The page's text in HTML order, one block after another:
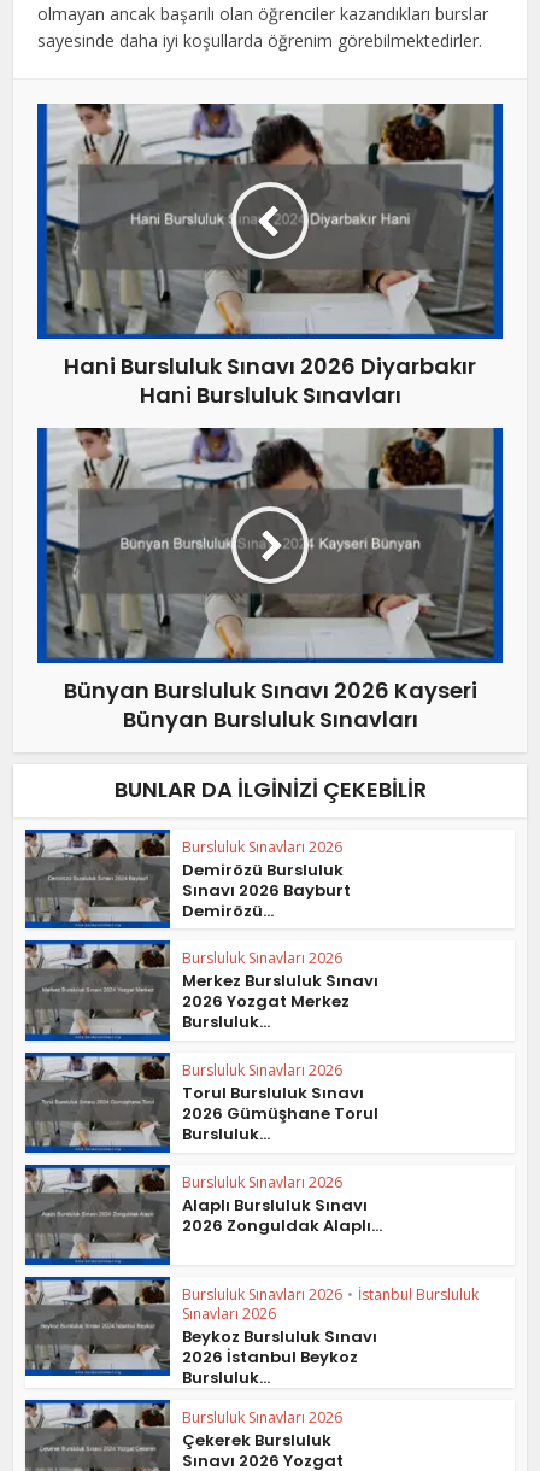
olmayan ancak başarılı olan öğrenciler kazandıkları burslar
sayesinde daha iyi koşullarda öğrenim görebilmektedirler.
Hani Bursluluk Sınavı 2026 Diyarbakır
Hani Bursluluk Sınavları
Bünyan Bursluluk Sınavı 2026 Kayseri
Bünyan Bursluluk Sınavları
BUNLAR DA İLGINIZI ÇEKEBILIR
Bursluluk Sınavları 2026
Demirözü Bursluluk
Sınavı 2026 Bayburt
Demirözü...
Bursluluk Sınavları 2026
Merkez Bursluluk Sınavı
2026 Yozgat Merkez
Bursluluk...
Bursluluk Sınavları 2026
Torul Bursluluk Sınavı
2026 Gümüşhane Torul
Bursluluk...
Bursluluk Sınavları 2026
Alaplı Bursluluk Sınavı
2026 Zonguldak Alaplı...
Bursluluk Sınavları 2026 • İstanbul Bursluluk
Sınavları 2026
Beykoz Bursluluk Sınavı
2026 İstanbul Beykoz
Bursluluk...
Bursluluk Sınavları 2026
Çekerek Bursluluk
Sınavı 2026 Yozgat